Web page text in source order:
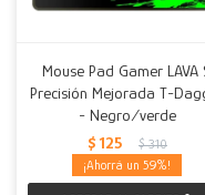
Mouse Pad Gamer LAVA
Precisión Mejorada T-
- Negro/verde
$ 125 $ 310
59